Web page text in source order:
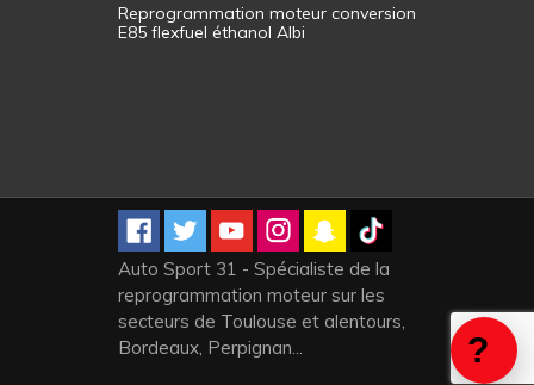
Reprogrammation moteur conversion
E85 flexfuel éthanol Albi
Auto Sport 31 - Spécialiste de la
reprogrammation moteur sur les
secteurs de Toulouse et alentours,
Bordeaux, Perpignan...